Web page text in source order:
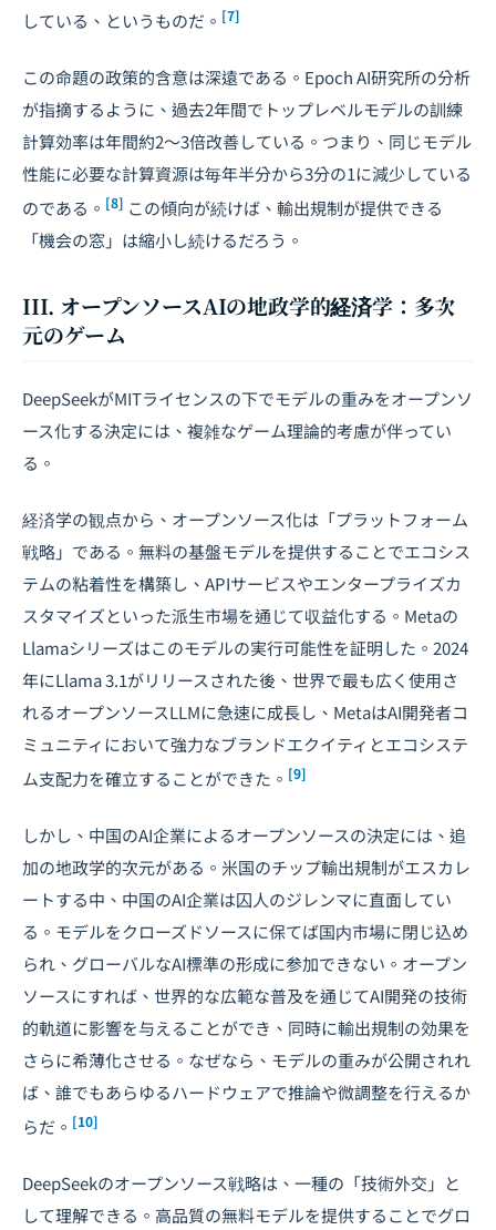
している、というものだ。 [7]
この命題の政策的含意は深遠である。Epoch AI研究所の分析
が指摘するように、過去2年間でトップレベルモデルの訓練
計算効率は年間約2〜3倍改善している。つまり、同じモデル
性能に必要な計算資源は毎年半分から3分の1に減少している
のである。 [8] この傾向が続けば、輸出規制が提供できる
「機会の窓」は縮小し続けるだろう。
III. オープンソースAIの地政学的経済学：多次
元のゲーム
DeepSeekがMITライセンスの下でモデルの重みをオープンソ
ース化する決定には、複雑なゲーム理論的考慮が伴ってい
る。
経済学の観点から、オープンソース化は「プラットフォーム
戦略」である。無料の基盤モデルを提供することでエコシス
テムの粘着性を構築し、APIサービスやエンタープライズカ
スタマイズといった派生市場を通じて収益化する。Metaの
Llamaシリーズはこのモデルの実行可能性を証明した。2024
年にLlama 3.1がリリースされた後、世界で最も広く使用さ
れるオープンソースLLMに急速に成長し、MetaはAI開発者コ
ミュニティにおいて強力なブランドエクイティとエコシステ
ム支配力を確立することができた。 [9]
しかし、中国のAI企業によるオープンソースの決定には、追
加の地政学的次元がある。米国のチップ輸出規制がエスカレ
ートする中、中国のAI企業は囚人のジレンマに直面してい
る。モデルをクローズドソースに保てば国内市場に閉じ込め
られ、グローバルなAI標準の形成に参加できない。オープン
ソースにすれば、世界的な広範な普及を通じてAI開発の技術
的軌道に影響を与えることができ、同時に輸出規制の効果を
さらに希薄化させる。なぜなら、モデルの重みが公開されれ
ば、誰でもあらゆるハードウェアで推論や微調整を行えるか
らだ。 [10]
DeepSeekのオープンソース戦略は、一種の「技術外交」と
して理解できる。高品質の無料モデルを提供することでグロ